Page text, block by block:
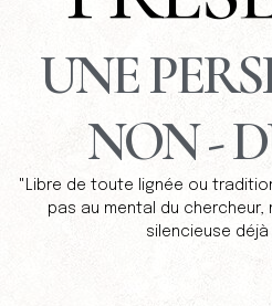
UNE
NON -
"Libre de toute lignée ou
pas au mental du chercheur,
silencieuse